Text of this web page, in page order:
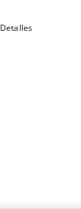
Detalles